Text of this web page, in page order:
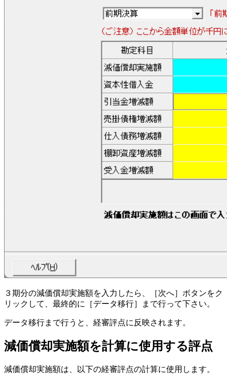
３期分の減価償却実施額を入力したら、［次へ］ボタンをク
リックして、最終的に［データ移行］まで行って下さい。
データ移行まで行うと、経審評点に反映されます。
減価償却実施額を計算に使用する評点
減価償却実施額は、以下の経審評点の計算に使用します。